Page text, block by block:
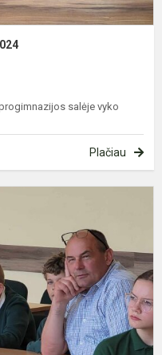
salėje vyko
Plačiau